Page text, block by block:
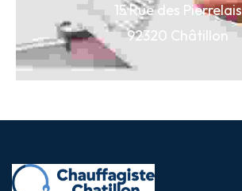
15 Rue des Pierrelais
92320 Châtillon